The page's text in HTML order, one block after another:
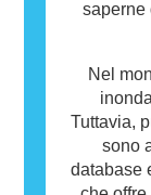
saperne
Nel
Tuttavia,
sono
database